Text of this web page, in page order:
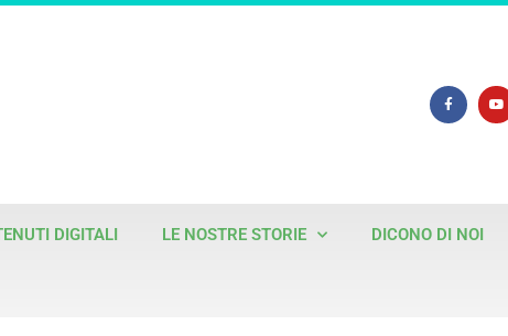
DIGITALI LE NOSTRE STORIE DICONO DI NOI